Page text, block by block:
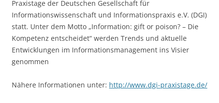
Praxistage der Deutschen Gesellschaft für
Informationswissenschaft und Informationspraxis e.V. (DGI)
statt. Unter dem Motto „Information: gift or poison? – Die
Kompetenz entscheidet“ werden Trends und aktuelle
Entwicklungen im Informationsmanagement ins Visier
genommen
Nähere Informationen unter: http://www.dgi-praxistage.de/